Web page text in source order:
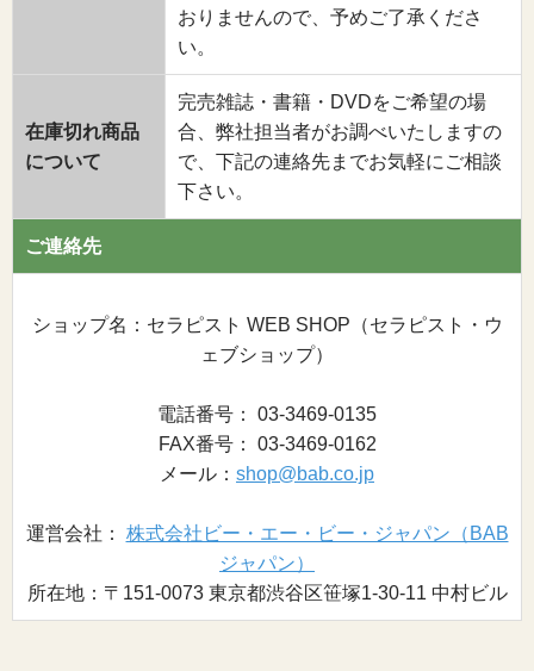
おりませんので、予めご了承くださ
い。
在庫切れ商品
について
完売雑誌・書籍・DVDをご希望の場
合、弊社担当者がお調べいたしますの
で、下記の連絡先までお気軽にご相談
下さい。
ご連絡先
ショップ名：セラピスト WEB SHOP（セラピスト・ウ
ェブショップ）
電話番号： 03-3469-0135
FAX番号： 03-3469-0162
メール： shop@bab.co.jp
運営会社： 株式会社ビー・エー・ビー・ジャパン（BAB
ジャパン）
所在地：〒151-0073 東京都渋谷区笹塚1-30-11 中村ビル